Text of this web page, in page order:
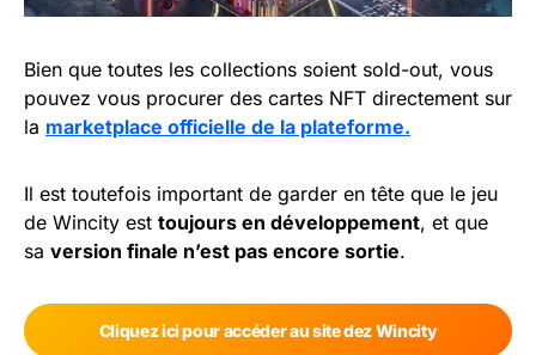
Bien que toutes les collections soient sold-out, vous
pouvez vous procurer des cartes NFT directement sur
la marketplace officielle de la plateforme.
Il est toutefois important de garder en tête que le jeu
de Wincity est toujours en développement, et que
sa version finale n’est pas encore sortie.
Cliquez ici pour accéder au site dez Wincity